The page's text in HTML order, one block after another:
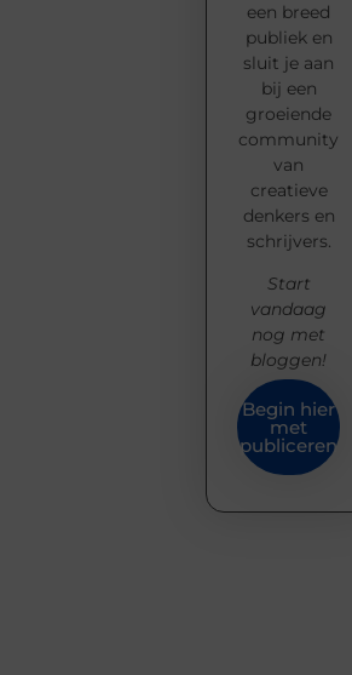
een breed
publiek en
sluit je aan
bij een
groeiende
community
van
creatieve
denkers en
schrijvers.
Start
vandaag
nog met
bloggen!
Begin hier
met
publiceren